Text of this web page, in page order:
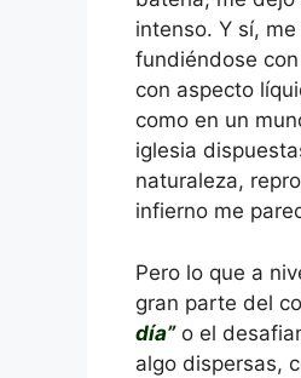
intenso. Y sí,
fundiéndose
con aspecto
como en un
iglesia
naturaleza,
infierno me
Pero lo que a
gran parte del
día”o el
algo dispersas,